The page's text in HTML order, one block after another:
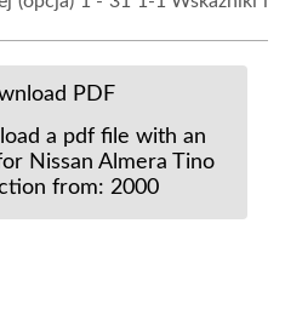
PDF
a pdf file with an
Nissan Almera Tino
from: 2000